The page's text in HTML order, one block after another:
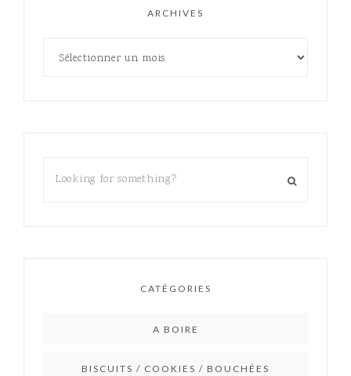
ARCHIVES
CATÉGORIES
A BOIRE
BISCUITS / COOKIES / BOUCHÉES